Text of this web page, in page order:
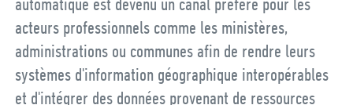
acteurs professionnels comme les ministères,
administrations ou communes afin de rendre leurs
systèmes d'information géographique interopérables
et d'intégrer des données provenant de ressources